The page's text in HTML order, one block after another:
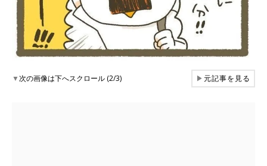
▼次の画像は下へスクロール (2/3) ▶元記事を見る